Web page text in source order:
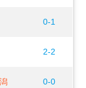
0-1
2-2
0-0